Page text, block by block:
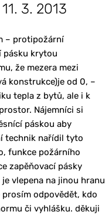
3. 2013
– protipožární
pásku krytou
že mezera mezi
konstrukce)je od 0, –
tepla z bytů, ale i k
Nájemníci si
páskou aby
technik nařídil tyto
funkce požárního
zapěňovací pásky
vlepena na jinou hranu
prosím odpovědět, kdo
či vyhlášku. děkuji